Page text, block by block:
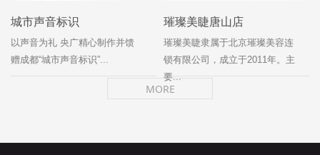
城市声音标识
以声音为礼 央广精心制作并馈
赠成都“城市声音标识”...
璀璨美睫唐山店
璀璨美睫隶属于北京璀璨美容连
锁有限公司，成立于2011年。主
要...
MORE